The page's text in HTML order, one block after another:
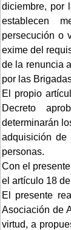
diciembre, por
establecen
persecución o
exime del
de la renuncia
por las
El propio
Decreto
determinarán
adquisición
personas.
Con el
el artículo 18
El presente
Asociación de
virtud, a